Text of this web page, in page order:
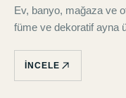
Ev, banyo, mağaza ve
füme ve dekoratif ayna
İNCELE